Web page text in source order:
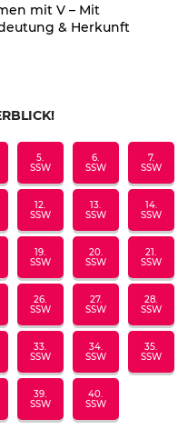
mit V – Mit
& Herkunft
5.
SSW
6.
SSW
7.
SSW
12.
SSW
13.
SSW
14.
SSW
19.
SSW
20.
SSW
21.
SSW
26.
SSW
27.
SSW
28.
SSW
33.
SSW
34.
SSW
35.
SSW
39.
SSW
40.
SSW